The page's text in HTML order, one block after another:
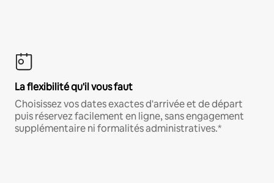
La flexibilité qu'il vous faut
Choisissez vos dates exactes d'arrivée et de départ
puis réservez facilement en ligne, sans engagement
supplémentaire ni formalités administratives.*